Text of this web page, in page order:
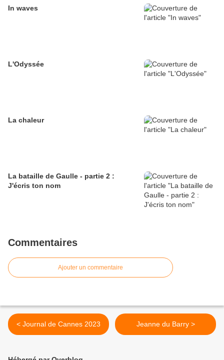
In waves
L'Odyssée
La chaleur
La bataille de Gaulle - partie 2 :
J'écris ton nom
Commentaires
Ajouter un commentaire
< Journal de Cannes 2023 Jeanne du Barry >